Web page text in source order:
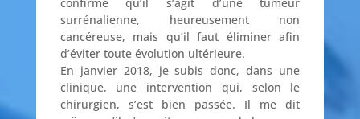
surrénalienne, heureusement non
cancéreuse, mais qu’il faut éliminer afin
d’éviter toute évolution ultérieure.
En janvier 2018, je subis donc, dans une
clinique, une intervention qui, selon le
chirurgien, s’est bien passée. Il me dit